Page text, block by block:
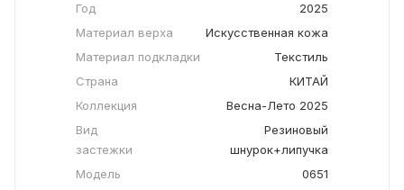
Год
2025
Материал верха
Искусственная кожа
Материал подкладки
Текстиль
Страна
КИТАЙ
Коллекция
Весна-Лето 2025
Вид
застежки
Резиновый
шнурок+липучка
Модель
0651